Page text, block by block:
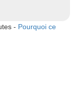
- Pourquoi ce